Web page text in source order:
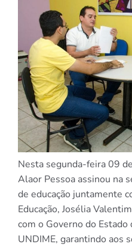
Nesta segunda-feira 09
Alaor Pessoa assinou na
de educação juntamente
Educação, Josélia
com o Governo do
UNDIME, garantindo aos